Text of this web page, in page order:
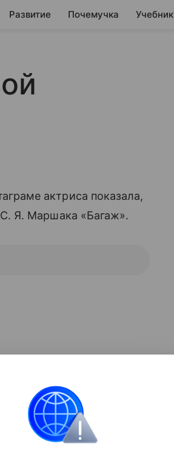
Развитие Почемучка Учебник
актриса показала,
С. Я. Маршака «Багаж».
Умница!», «Какая
малышка! Все так
у Беллы!», «Сразу
и обаятельная